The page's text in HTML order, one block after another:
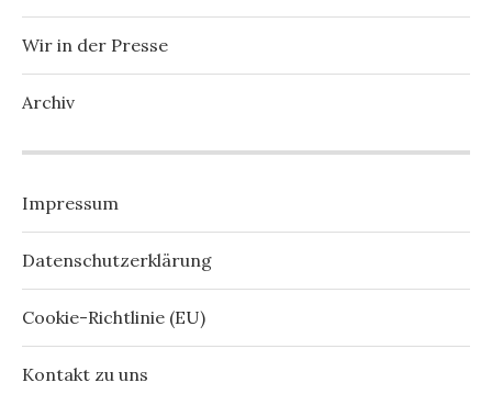
Wir in der Presse
Archiv
Impressum
Datenschutzerklärung
Cookie-Richtlinie (EU)
Kontakt zu uns